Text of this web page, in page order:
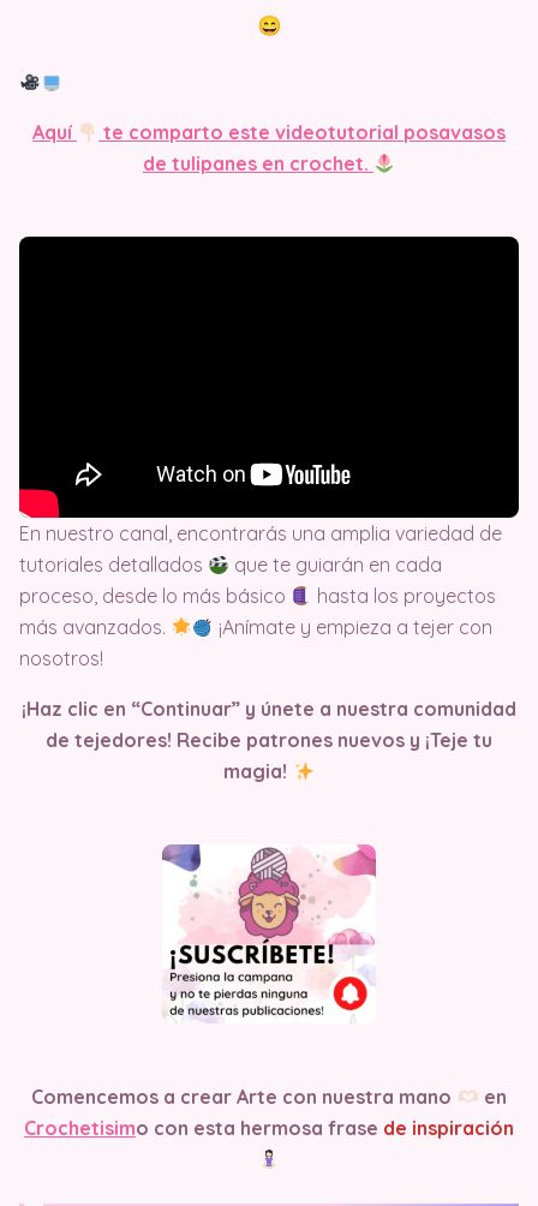
Aquí
te comparto este videotutorial posavasos
de tulipanes en crochet.
En nuestro canal, encontrarás una amplia variedad de
tutoriales detallados
que te guiarán en cada
proceso, desde lo más básico
hasta los proyectos
más avanzados.
¡Anímate y empieza a tejer con
nosotros!
¡Haz clic en “Continuar” y únete a nuestra comunidad
de tejedores! Recibe patrones nuevos y ¡Teje tu
magia!
Comencemos a crear Arte con nuestra mano
en
Crochetisimo con esta hermosa frase de inspiración